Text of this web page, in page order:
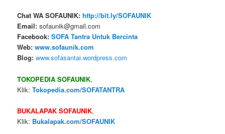
Chat WA SOFAUNIK: http://bit.ly/SOFAUNIK
Email: sofaunik@gmail.com
Facebook:SOFA Tantra Untuk Bercinta
Web: www.sofaunik.com
Blog: www.sofasantai.wordpress.com
TOKOPEDIA SOFAUNIK,
Klik:Tokopedia.com/SOFATANTRA
BUKALAPAK SOFAUNIK,
Klik: Bukalapak.com/SOFAUNIK